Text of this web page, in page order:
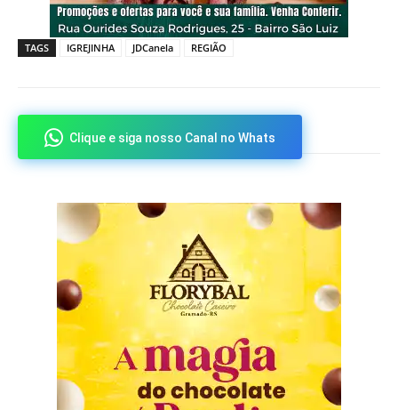
TAGS IGREJINHA JDCanela REGIÃO
Clique e siga nosso Canal no Whats